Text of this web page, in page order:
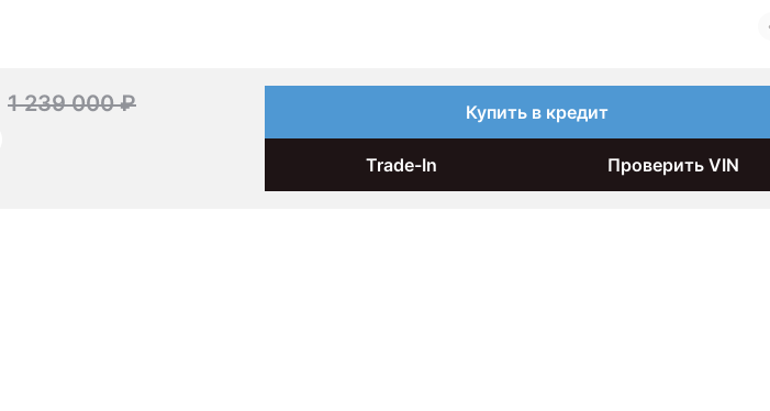
1 239 000 ₽ Купить в кредит
Trade-In Проверить VIN